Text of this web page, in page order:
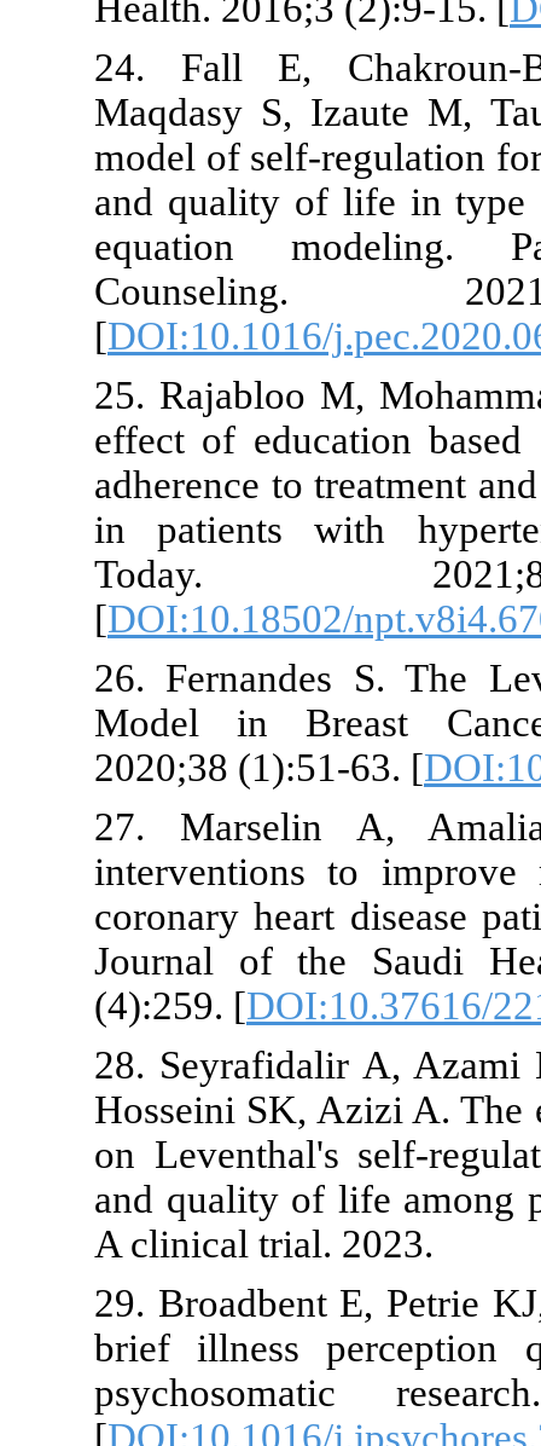
24. Fall
Maqdasy S,
model of
and quality
equation
[
25.
effect of
adherence
in patients
[
26.
Model in
2020;38
27.
coronary
Journal of
(4):259. [
28.
Hosseini
on
and quality
A clinical
29.
brief illness